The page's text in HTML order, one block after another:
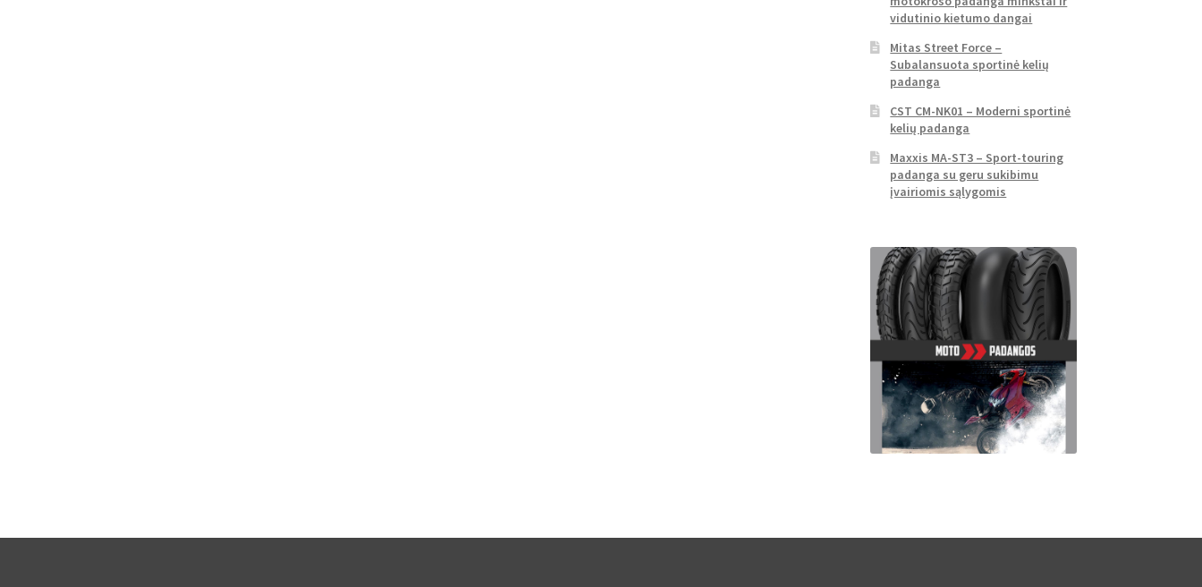
vidutinio kietumo dangai
Mitas Street Force –
Subalansuota sportinė kelių
padanga
CST CM-NK01 – Moderni sportinė
kelių padanga
Maxxis MA-ST3 – Sport-touring
padanga su geru sukibimu
įvairiomis sąlygomis